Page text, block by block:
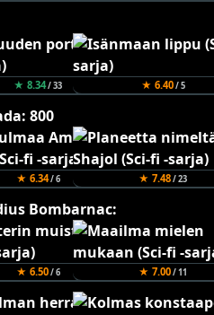
★ 8.34/ 33 ★ 6.40/ 5
★ 6.34/ 6 ★ 7.48/ 23
★ 6.50/ 6 ★ 7.00/ 11